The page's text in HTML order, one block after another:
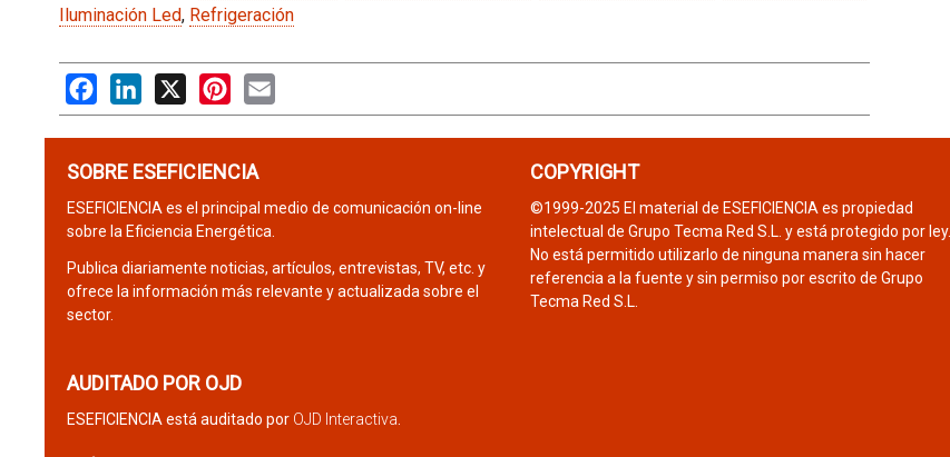
Iluminación Led, Refrigeración
FacebookLinkedIn
X PinterestEmail
SOBRE ESEFICIENCIA
ESEFICIENCIA es el principal medio de comunicación on-line
sobre la Eficiencia Energética.
Publica diariamente noticias, artículos, entrevistas, TV, etc. y
ofrece la información más relevante y actualizada sobre el
sector.
AUDITADO POR OJD
ESEFICIENCIA está auditado por OJD Interactiva
COPYRIGHT
©1999-2025 El material de ESEFICIENCIA es propiedad
intelectual de Grupo Tecma Red S.L. y está protegido por ley.
No está permitido utilizarlo de ninguna manera sin hacer
referencia a la fuente y sin permiso por escrito de Grupo
Tecma Red S.L.